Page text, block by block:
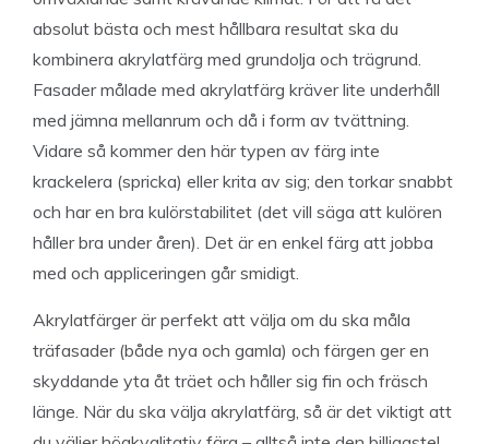
absolut bästa och mest hållbara resultat ska du
kombinera akrylatfärg med grundolja och trägrund.
Fasader målade med akrylatfärg kräver lite underhåll
med jämna mellanrum och då i form av tvättning.
Vidare så kommer den här typen av färg inte
krackelera (spricka) eller krita av sig; den torkar snabbt
och har en bra kulörstabilitet (det vill säga att kulören
håller bra under åren). Det är en enkel färg att jobba
med och appliceringen går smidigt.
Akrylatfärger är perfekt att välja om du ska måla
träfasader (både nya och gamla) och färgen ger en
skyddande yta åt träet och håller sig fin och fräsch
länge. När du ska välja akrylatfärg, så är det viktigt att